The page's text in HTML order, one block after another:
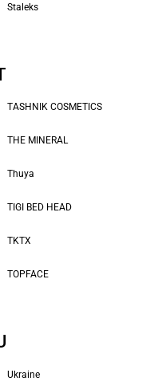
Staleks
TASHNIK COSMETICS
THE MINERAL
Thuya
TIGI BED HEAD
TKTX
TOPFACE
Ukraine